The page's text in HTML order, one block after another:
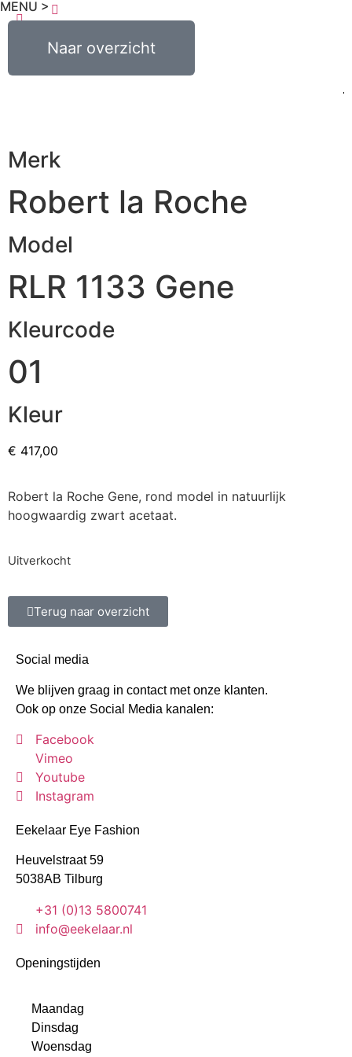
MENU >
Naar overzicht
0,00
Merk
Robert la Roche
Model
RLR 1133 Gene
Kleurcode
01
Kleur
€ 417,00
Robert la Roche Gene, rond model in natuurlijk
hoogwaardig zwart acetaat.
Uitverkocht
Terug naar overzicht
Social media
We blijven graag in contact met onze klanten.
Ook op onze Social Media kanalen:
Facebook
Vimeo
Youtube
Instagram
Eekelaar Eye Fashion
Heuvelstraat 59
5038AB Tilburg
+31 (0)13 5800741
info@eekelaar.nl
Openingstijden
Maandag
Dinsdag
Woensdag